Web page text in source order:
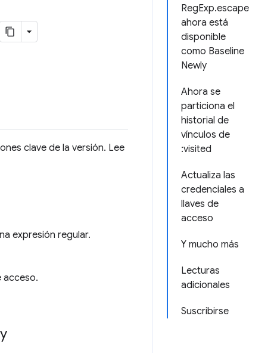
RegExp.escape
ahora está
disponible
como Baseline
Newly
Ahora se
particiona el
historial de
vínculos de
:visited
Actualiza las
credenciales a
llaves de
acceso
Y mucho más
Lecturas
adicionales
Suscribirse
clave de la versión. Lee
expresión regular.
acceso.